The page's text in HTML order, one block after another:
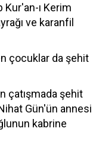
Kur'an-ı Kerim
ve karanfil
çocuklar da şehit
çatışmada şehit
Gün'ün annesi
kabrine